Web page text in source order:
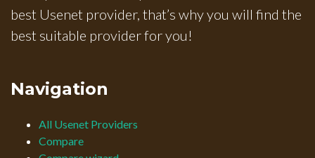
best Usenet provider, that’s why you will find the
best suitable provider for you!
Navigation
All Usenet Providers
Compare